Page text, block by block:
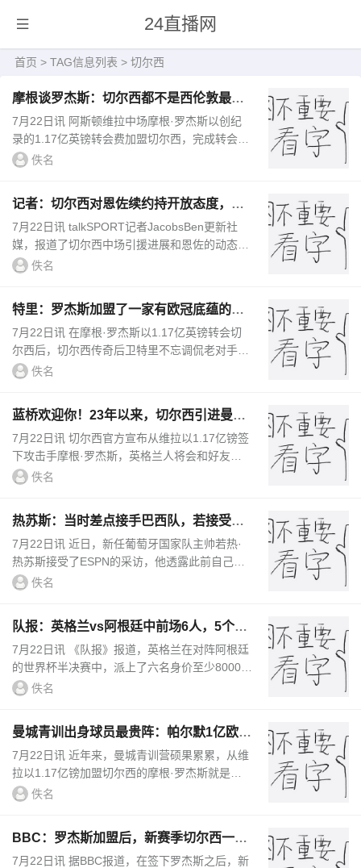
24直播网
首页 > TAG信息列表 > 切尔西
摩根谈罗杰斯：切尔西都不是西伦敦最大
球队 排名还没小蜜蜂高
7月22日讯 阿斯顿维拉中场摩根·罗杰斯以创纪
录的1.17亿英镑转会费加盟切尔西，完成转会
后，罗杰斯表示：“我太兴奋了。在我看来，切
佚名
记者：切尔西对恩佐续约持开放态度，若
报价达1.2亿镑可考虑放人
7月22日讯 talkSPORT记者JacobsBen更新社
媒，报道了切尔西中场引援进展和恩佐的动态。
JacobsBen表示，在针对亚莱克斯·斯科特的640
佚名
特里：罗杰斯加盟了一家有欧冠底蕴的俱
乐部，而不是阿森纳
7月22日讯 在摩根·罗杰斯以1.17亿英镑转会切
尔西后，切尔西传奇后卫特里不忘调侃老对手阿
森纳。他宣称这位中场球员加盟了一家拥有欧冠
佚名
蓝桥欢迎你！23年以来，切尔西引进曼城
青训出身球员花费约3亿镑
7月22日讯 切尔西官方宣布从维拉以1.17亿镑签
下攻击手摩根·罗杰斯，英格兰人将会和好友帕
尔默在斯坦福桥重聚，两人都出自曼城青训。根
佚名
热苏斯：当时差点接手巴西队，若接受我
会调整世界杯名单多名球员
7月22日讯 近日，新任葡萄牙国家队主帅若热·
热苏斯接受了ESPN的采访，他透露此前自己距
离执掌巴西国家队仅有一步之遥。当时多里瓦尔
佚名
队报：英格兰vs阿根廷中前场6人，5个转
会费上亿欧1个8000万欧
7月22日讯 《队报》报道，英格兰在对阵阿根廷
的世界杯半决赛中，派上了六名身价至少8000万
欧元的球员。英格兰球员在转会市场上显然备受
佚名
曼城青训出身球员最贵阵：帕尔默1亿欧居
首，罗杰斯9000万欧次之
7月22日讯 近年来，曼城青训营硕果累累，从维
拉以1.17亿镑加盟切尔西的摩根·罗杰斯就是一
个很好的例子。德国转会市场盘点了曼城青训营
佚名
BBC：罗杰斯加盟后，新赛季切尔西一线
队可能有6名前曼城青训球员
7月22日讯 据BBC报道，在签下罗杰斯之后，新